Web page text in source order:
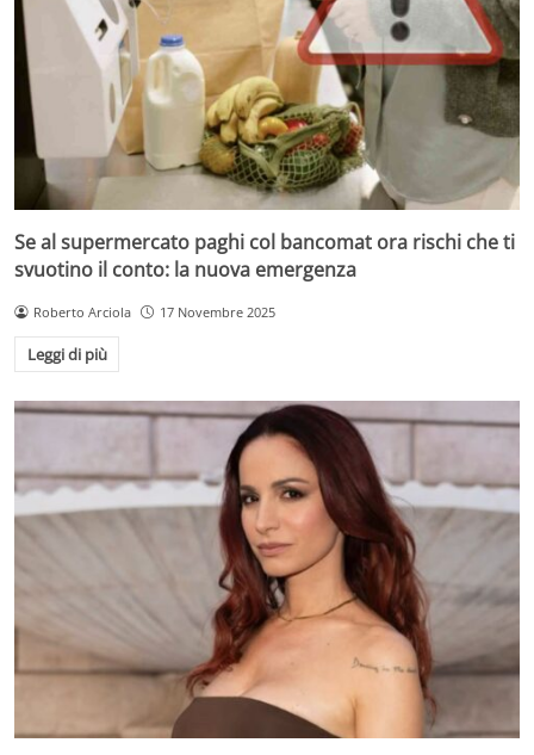
Se al supermercato paghi col bancomat ora rischi che ti
svuotino il conto: la nuova emergenza
Roberto Arciola 17 Novembre 2025
Leggi di più